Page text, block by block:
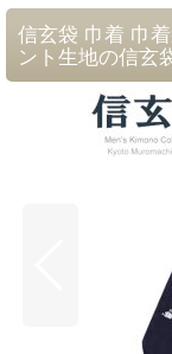
信玄袋 巾着 巾
ント生地の信玄